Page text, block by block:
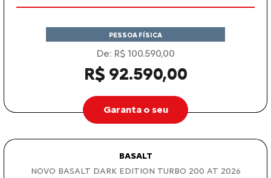
PESSOA FÍSICA
De: R$ 100.590,00
R$ 92.590,00
Garanta o seu
BASALT
NOVO BASALT DARK EDITION TURBO 200 AT 2026